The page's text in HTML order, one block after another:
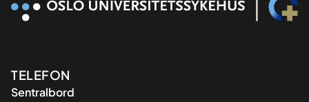
Kontaktinformasjon
TELEFON
Sentralbord